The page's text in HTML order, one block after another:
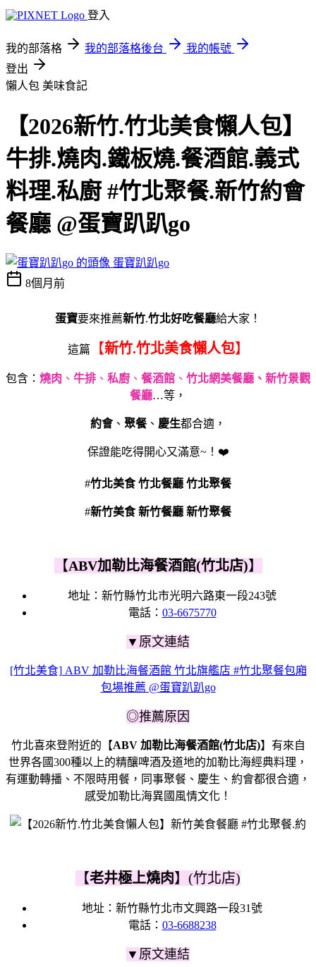
登入
我的部落格 我的部落格後台
我的帳號
登出
懶人包 美味食記
【2026新竹.竹北美食懶人包】
牛排.燒肉.鐵板燒.餐酒館.義式
料理.私廚 #竹北聚餐.新竹約會
餐廳 @蛋寶趴趴go
蛋寶趴趴go
8個月前
蛋寶要來推薦新竹.竹北好吃餐廳給大家！
這篇【新竹.竹北美食懶人包】
包含： 燒肉 、 牛排 、 私廚 、 餐酒館 、 竹北網美餐廳、新竹景觀
餐廳…等，
約會、 聚餐、 慶生都合適，
保證能吃得開心又滿意~！❤️
#竹北美食竹北餐廳 竹北聚餐
#新竹美食 新竹餐廳 新竹聚餐
【ABV加勒比海餐酒館(竹北店)】
地址：新竹縣竹北市光明六路東一段243號
電話： 03-6675770
▼原文連結
[竹北美食] ABV 加勒比海餐酒館 竹北旗艦店 #竹北聚餐包廂
包場推薦 @蛋寶趴趴go
◎推薦原因
竹北喜來登附近的【ABV 加勒比海餐酒館(竹北店)】有來自
世界各國300種以上的精釀啤酒及道地的加勒比海經典料理，
有運動轉播、不限時用餐，同事聚餐、慶生、約會都很合適，
感受加勒比海異國風情文化！
【老井極上燒肉 】(竹北店)
地址：新竹縣竹北市文興路一段31號
電話： 03-6688238
▼原文連結